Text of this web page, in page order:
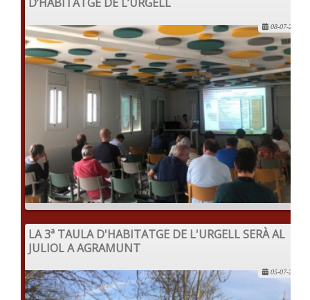
08-07-2022
LA 3ª TAULA D'HABITATGE DE L'URGELL SERÀ AL
JULIOL A AGRAMUNT
05-07-2022